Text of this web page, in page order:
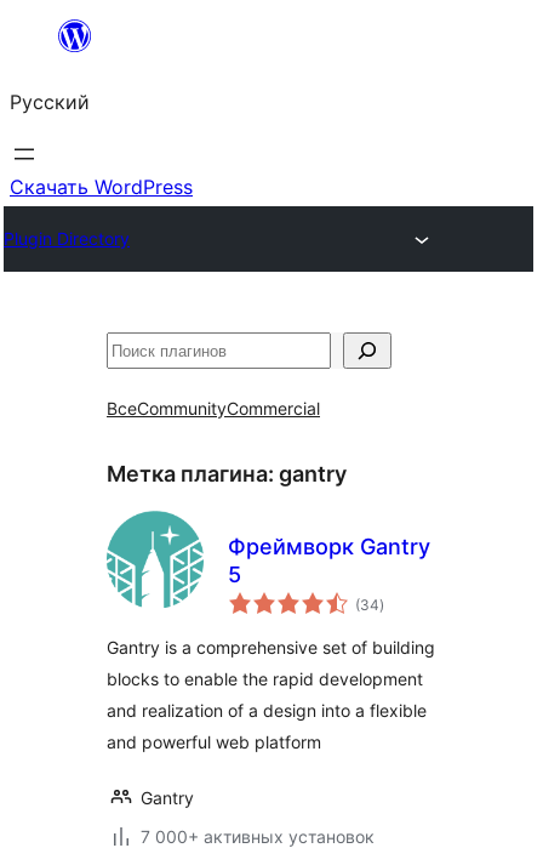
Перейти
содержимому
Русский
Скачать WordPress
Plugin Directory
Поиск
ВсеCommunityCommercial
Метка плагина: gantry
Фреймворк Gantry
5
(34общий
рейтинг
)
Gantry is a comprehensive set of building
blocks to enable the rapid development
and realization of a design into a flexible
and powerful web platform
Gantry
7 000+ активных установок